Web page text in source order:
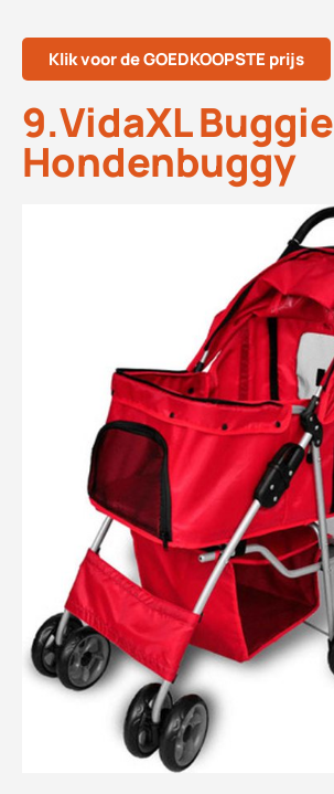
Klik voor de GOEDKOOPSTE prijs
9.VidaXL Buggie
Hondenbuggy